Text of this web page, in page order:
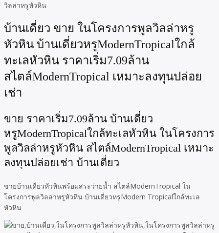
วิลล่าหรูหัวหิน
บ้านเดี่ยว ขาย ในโครงการพูลวิลล่าหรู
หัวหิน บ้านเดี่ยวหรูModernTropicalใกล้
ทะเลหัวหิน ราคาเริ่ม7.09ล้าน
สไตล์ModernTropical เหมาะลงทุนปล่อย
เช่า
ขาย ราคาเริ่ม7.09ล้าน บ้านเดี่ยว
หรูModernTropicalใกล้ทะเลหัวหิน ในโครงการ
พูลวิลล่าหรูหัวหิน สไตล์ModernTropical เหมาะ
ลงทุนปล่อยเช่า บ้านเดี่ยว
ขายบ้านเดี่ยวหัวหินพร้อมสระว่ายน้ำ สไตล์ModernTropical ใน
โครงการพูลวิลล่าหรูหัวหิน บ้านเดี่ยวหรูModern Tropicalใกล้ทะเล
หัวหิน